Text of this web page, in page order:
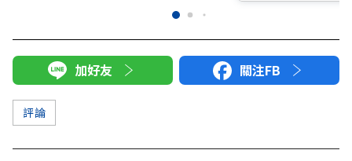
加好友 關注FB
評論